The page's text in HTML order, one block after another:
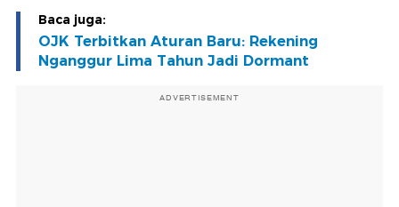
Baca juga:
OJK Terbitkan Aturan Baru: Rekening
Nganggur Lima Tahun Jadi Dormant
ADVERTISEMENT